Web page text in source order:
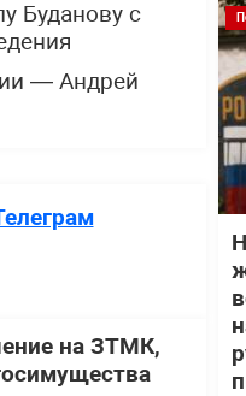
Буданову с
— Андрей
на ЗТМК,